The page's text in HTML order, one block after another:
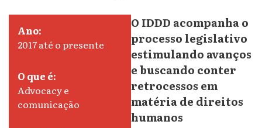
Ano:
2017 até o presente
O que é:
Advocacy e
comunicação
O IDDD acompanha o
processo legislativo
estimulando avanços
e buscando conter
retrocessos em
matéria de direitos
humanos